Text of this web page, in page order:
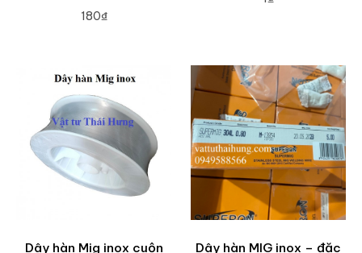
180₫
Dây hàn Mig inox cuộn
Dây hàn MIG inox – đặc